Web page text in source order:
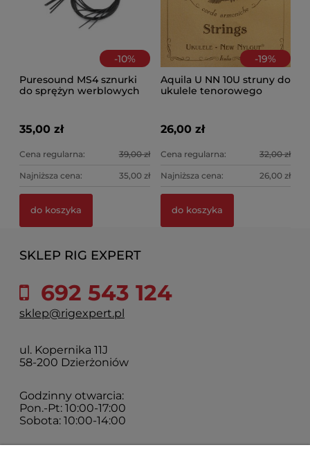
-10%
Puresound MS4 sznurki
do sprężyn werblowych
35,00 zł
Cena regularna: 39,00 zł
Najniższa cena: 35,00 zł
do koszyka
-19%
Aquila U NN 10U struny do
ukulele tenorowego
26,00 zł
Cena regularna: 32,00 zł
Najniższa cena: 26,00 zł
do koszyka
SKLEP RIG EXPERT
692 543 124
sklep@rigexpert.pl
ul. Kopernika 11J
58-200 Dzierżoniów
Godzinny otwarcia:
Pon.-Pt: 10:00-17:00
Sobota: 10:00-14:00